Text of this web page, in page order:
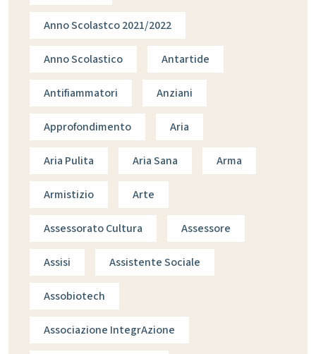
Anno Scolastco 2021/2022
Anno Scolastico Antartide
Antifiammatori Anziani
Approfondimento Aria
Aria Pulita Aria Sana Arma
Armistizio Arte
Assessorato Cultura Assessore
Assisi Assistente Sociale
Assobiotech
Associazione IntegrAzione